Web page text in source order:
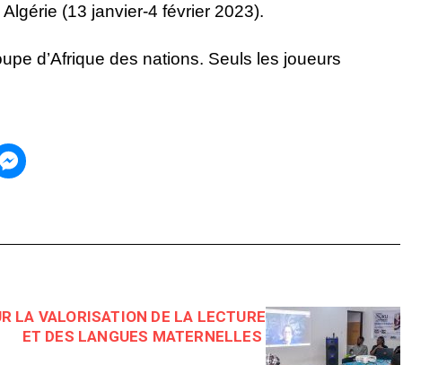
(13 janvier-4 février 2023).
d’Afrique des nations. Seuls les joueurs
LA VALORISATION DE LA LECTURE
ET DES LANGUES MATERNELLES